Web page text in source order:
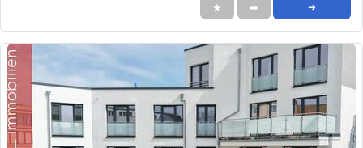
★ ➦ ➜